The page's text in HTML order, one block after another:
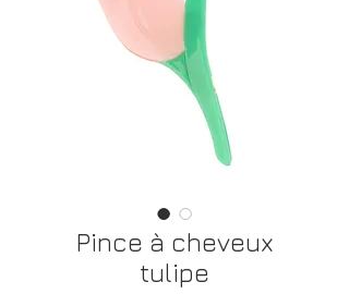
Pince à cheveux
tulipe